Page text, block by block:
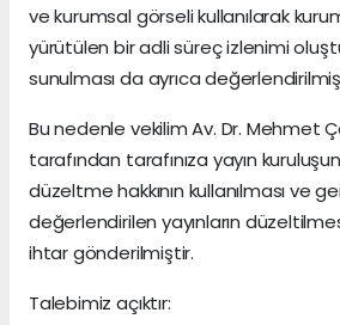
ve kurumsal görseli kullanılarak
yürütülen bir adli süreç izlenimi
sunulması da ayrıca
Bu nedenle vekilim Av. Dr. Mehmet
tarafından tarafınıza yayın
düzeltme hakkının kullanılması ve
değerlendirilen yayınların
ihtar gönderilmiştir.
Talebimiz açıktır: